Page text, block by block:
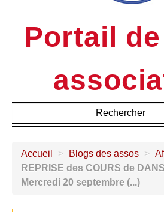
Portail
MVA
Accueil > Blogs des assos >
REPRISE des COURS de
Mercredi 20 septembre (...)